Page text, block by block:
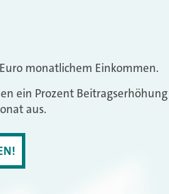
monatlichem Einkommen.
ein Prozent Beitragserhöhung
aus.